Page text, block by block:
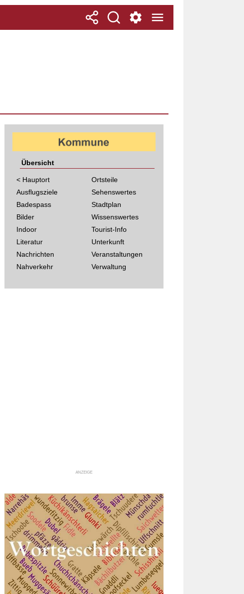
Übersicht
< Hauptort
Ausflugsziele
Badespass
Bilder
Indoor
Literatur
Nachrichten
Nahverkehr
Ortsteile
Sehenswertes
Stadtplan
Wissenswertes
Tourist-Info
Unterkunft
Veranstaltungen
Verwaltung
ANZEIGE